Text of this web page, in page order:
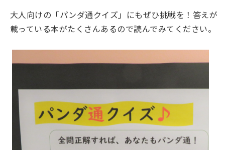
大人向けの「パンダ通クイズ」にもぜひ挑戦を！答えが
載っている本がたくさんあるので読んでみてください。